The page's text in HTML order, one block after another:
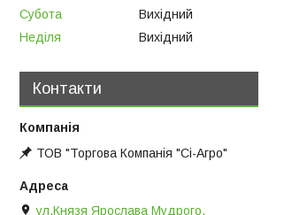
Субота
Вихідний
Неділя
Вихідний
Контакти
ТОВ "Торгова Компанія "Сі-Агро"
ул.Князя Ярослава Мудрого,